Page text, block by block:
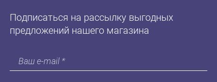
Подписаться на рассылку выгодных
предложений нашего магазина